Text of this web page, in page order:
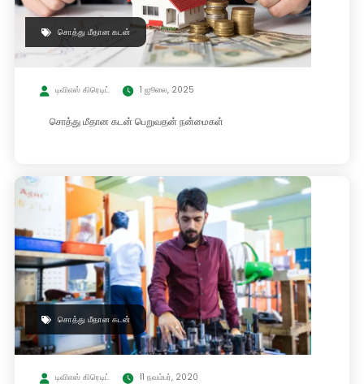
சொத்து மீதான கடன்
டிவிஎஸ் கிரெடிட் 1 ஜூலை, 2025
சொத்து மீதான கடன் பெறுவதன் நன்மைகள்
சொத்து மீதான கடன்
டிவிஎஸ் கிரெடிட் 11 நவம்பர், 2020